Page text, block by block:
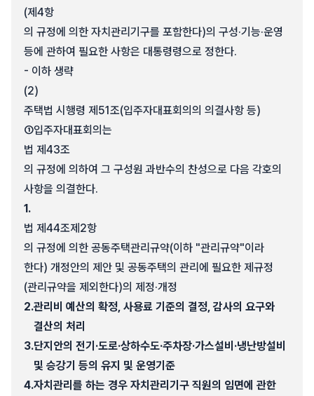
(제4항
의 규정에 의한 자치관리기구를 포함한다)의 구성·기능·운영
등에 관하여 필요한 사항은 대통령령으로 정한다.
- 이하 생략
(2)
주택법 시행령 제51조(입주자대표회의의 의결사항 등)
①입주자대표회의는
법 제43조
의 규정에 의하여 그 구성원 과반수의 찬성으로 다음 각호의
사항을 의결한다.
1.
법 제44조제2항
의 규정에 의한 공동주택관리규약(이하 "관리규약"이라
한다) 개정안의 제안 및 공동주택의 관리에 필요한 제규정
(관리규약을 제외한다)의 제정·개정
2.관리비 예산의 확정, 사용료 기준의 결정, 감사의 요구와
결산의 처리
3.단지안의 전기·도로·상하수도·주차장·가스설비·냉난방설비
및 승강기 등의 유지 및 운영기준
4.자치관리를 하는 경우 자치관리기구 직원의 임면에 관한